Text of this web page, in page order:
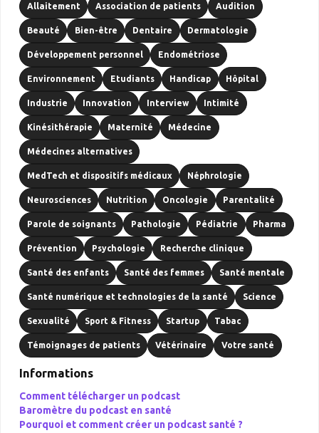
Allaitement Association de patients Audition
Beauté Bien-être Dentaire Dermatologie
Développement personnel Endométriose
Environnement Etudiants Handicap Hôpital
Industrie Innovation Interview Intimité
Kinésithérapie Maternité Médecine
Médecines alternatives
MedTech et dispositifs médicaux Néphrologie
Neurosciences Nutrition Oncologie Parentalité
Parole de soignants Pathologie Pédiatrie Pharma
Prévention Psychologie Recherche clinique
Santé des enfants Santé des femmes Santé mentale
Santé numérique et technologies de la santé Science
Sexualité Sport & Fitness Startup Tabac
Témoignages de patients Vétérinaire Votre santé
Informations
Comment télécharger un podcast
Baromètre du podcast en santé
Pourquoi et comment créer un podcast santé ?